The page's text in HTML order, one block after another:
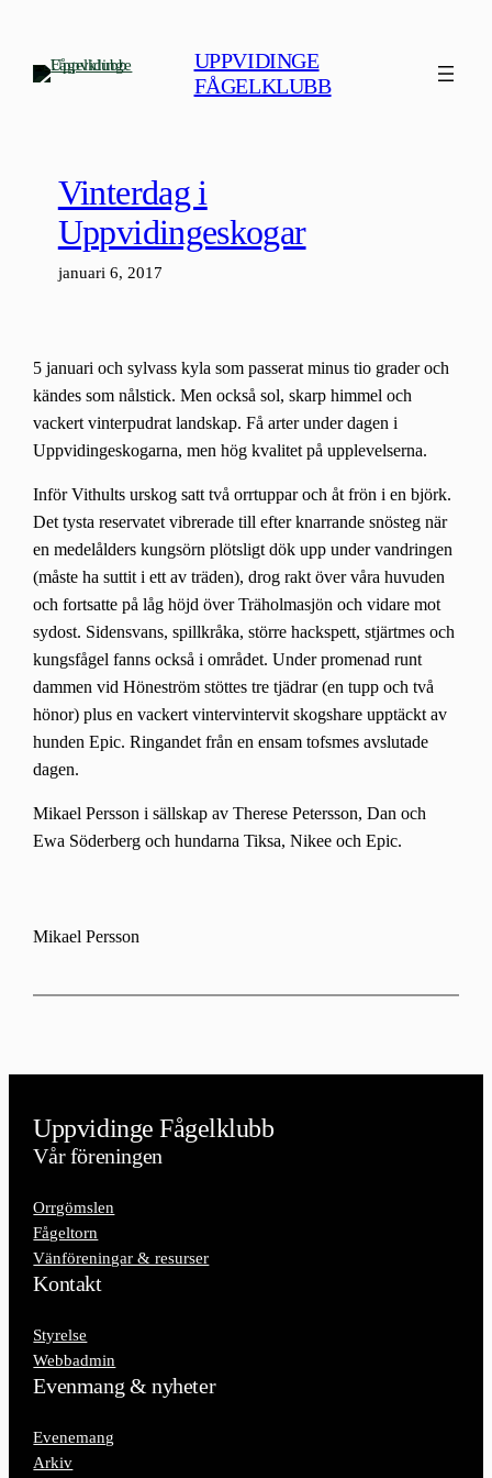
innehåll
UPPVIDINGE
FÅGELKLUBB
Vinterdag i
Uppvidingeskogar
januari 6, 2017
5 januari och sylvass kyla som passerat minus tio grader och
kändes som nålstick. Men också sol, skarp himmel och
vackert vinterpudrat landskap. Få arter under dagen i
Uppvidingeskogarna, men hög kvalitet på upplevelserna.
Inför Vithults urskog satt två orrtuppar och åt frön i en björk.
Det tysta reservatet vibrerade till efter knarrande snösteg när
en medelålders kungsörn plötsligt dök upp under vandringen
(måste ha suttit i ett av träden), drog rakt över våra huvuden
och fortsatte på låg höjd över Träholmasjön och vidare mot
sydost. Sidensvans, spillkråka, större hackspett, stjärtmes och
kungsfågel fanns också i området. Under promenad runt
dammen vid Höneström stöttes tre tjädrar (en tupp och två
hönor) plus en vackert vintervintervit skogshare upptäckt av
hunden Epic. Ringandet från en ensam tofsmes avslutade
dagen.
Mikael Persson i sällskap av Therese Petersson, Dan och
Ewa Söderberg och hundarna Tiksa, Nikee och Epic.
Mikael Persson
Uppvidinge Fågelklubb
Vår föreningen
Orrgömslen
Fågeltorn
Vänföreningar & resurser
Kontakt
Styrelse
Webbadmin
Evenmang & nyheter
Evenemang
Arkiv